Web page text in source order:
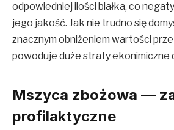
odpowiedniej ilości białka, co
jego jakość. Jak nie trudno się
znacznym obniżeniem wartości
powoduje duże straty ekonimiczne
Mszyca zbożowa —
profilaktyczne